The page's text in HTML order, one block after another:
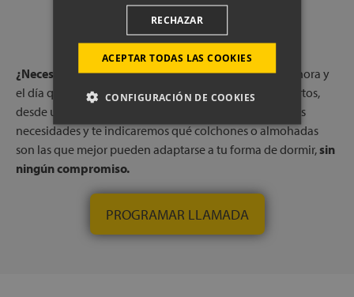
RESERVA UNA LLAMADA CON
NUESTROS EXPERTOS
¿Necesitas ayuda?Reserva una llamada gratuita, a la hora y
el día que más te convenga, con uno de nuestros expertos,
desde una de nuestras tiendas físicas. Escucharemos tus
necesidades y te indicaremos qué colchones o almohadas
son las que mejor pueden adaptarse a tu forma de dormir,sin
ningún compromiso.
PROGRAMAR LLAMADA
ACEPTAR TODAS LAS COOKIES
RECHAZAR
CONFIGURACIÓN DE COOKIES